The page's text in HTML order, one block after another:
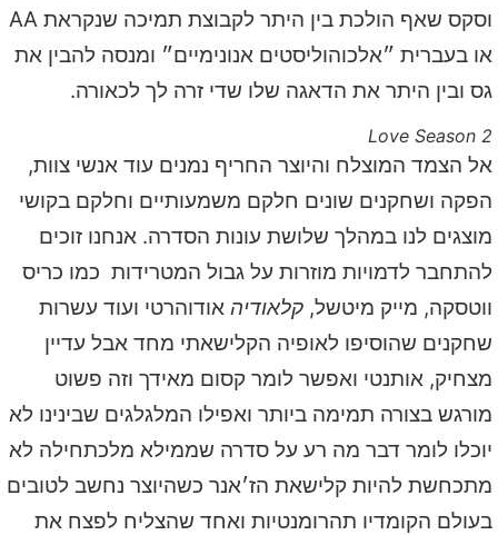
וסקס שאף הולכת בין היתר לקבוצת תמיכה שנקראת AA
או בעברית ״אלכוהוליסטים אנונימיים״ ומנסה להבין את
גס ובין היתר את הדאגה שלו שדי זרה לך לכאורה.
Love Season 2
אל הצמד המוצלח והיוצר החריף נמנים עוד אנשי צוות,
הפקה ושחקנים שונים חלקם משמעותיים וחלקם בקושי
מוצגים לנו במהלך שלושת עונות הסדרה. אנחנו זוכים
להתחבר לדמויות מוזרות על גבול המטרידות כמו כריס
ווטסקה, מייק מיטשל, קלאודיה אודוהרטי ועוד עשרות
שחקנים שהוסיפו לאופיה הקלישאתי מחד אבל עדיין
מצחיק, אותנטי ואפשר לומר קסום מאידך וזה פשוט
מורגש בצורה תמימה ביותר ואפילו המלגלגים שבינינו לא
יוכלו לומר דבר מה רע על סדרה שממילא מלכתחילה לא
מתכחשת להיות קלישאת הז׳אנר כשהיוצר נחשב לטובים
בעולם הקומדיו תהרומנטיות ואחד שהצליח לפצח את